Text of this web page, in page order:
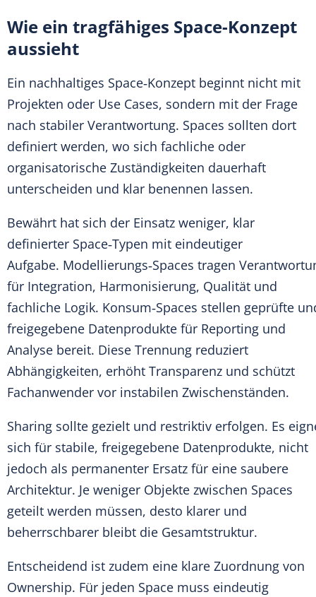
Wie ein tragfähiges Space-Konzept
aussieht
Ein nachhaltiges Space‑Konzept beginnt nicht mit
Projekten oder Use Cases, sondern mit der Frage
nach stabiler Verantwortung. Spaces sollten dort
definiert werden, wo sich fachliche oder
organisatorische Zuständigkeiten dauerhaft
unterscheiden und klar benennen lassen.
Bewährt hat sich der Einsatz weniger, klar
definierter Space‑Typen mit eindeutiger
Aufgabe. Modellierungs‑Spaces tragen
für Integration, Harmonisierung, Qualität und
fachliche Logik. Konsum‑Spaces stellen geprüfte
freigegebene Datenprodukte für Reporting und
Analyse bereit. Diese Trennung reduziert
Abhängigkeiten, erhöht Transparenz und schützt
Fachanwender vor instabilen Zwischenständen.
Sharing sollte gezielt und restriktiv erfolgen. Es
sich für stabile, freigegebene Datenprodukte, nicht
jedoch als permanenter Ersatz für eine saubere
Architektur. Je weniger Objekte zwischen Spaces
geteilt werden müssen, desto klarer und
beherrschbarer bleibt die Gesamtstruktur.
Entscheidend ist zudem eine klare Zuordnung von
Ownership. Für jeden Space muss eindeutig